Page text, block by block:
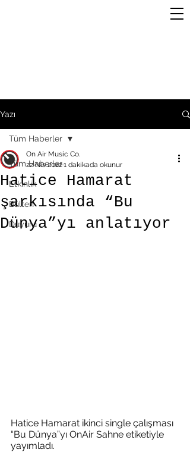
Yazı
Tüm Haberler
Etkinlik
Bülten
Duyuru
Tüm Haberler
Hatice Hamarat
şarkısında “Bu
Dünya”yı anlatıyor
On Air Music Co.
22 Nis 20221 dakikada okunur
Hatice Hamarat ikinci single çalışması
“Bu Dünya”yı OnAir Sahne etiketiyle
yayımladı.